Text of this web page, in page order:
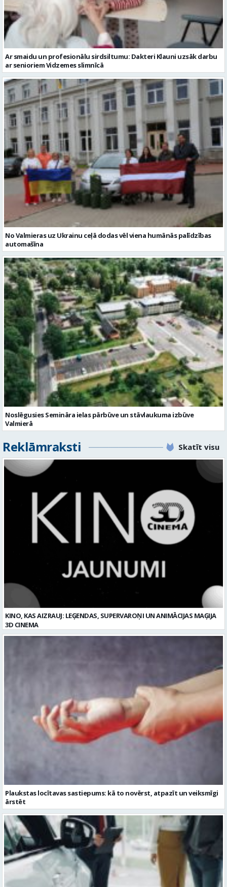
Ar smaidu un profesionālu sirdsiltumu: Dakteri Klauni uzsāk darbu
ar senioriem Vidzemes slimnīcā
No Valmieras uz Ukrainu ceļā dodas vēl viena humānās palīdzības
automašīna
Noslēgusies Semināra ielas pārbūve un stāvlaukuma izbūve
Valmierā
Reklāmraksti Skatīt visu
KINO, KAS AIZRAUJ: LEĢENDAS, SUPERVAROŅI UN ANIMĀCIJAS MAĢIJA
3D CINEMA
Plaukstas locītavas sastiepums: kā to novērst, atpazīt un veiksmīgi
ārstēt